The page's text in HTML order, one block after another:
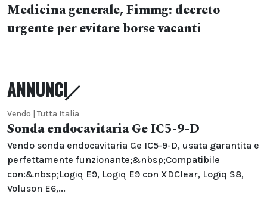
Medicina generale, Fimmg: decreto
urgente per evitare borse vacanti
ANNUNCI
Vendo | Tutta Italia
Sonda endocavitaria Ge IC5-9-D
Vendo sonda endocavitaria Ge IC5-9-D, usata garantita e
perfettamente funzionante;&nbsp;Compatibile
con:&nbsp;Logiq E9, Logiq E9 con XDClear, Logiq S8,
Voluson E6,...